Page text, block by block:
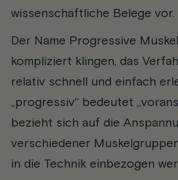
wissenschaftliche Belege vor.
Der Name Progressive
kompliziert klingen, das
relativ schnell und einfach
„progressiv“ bedeutet
bezieht sich auf die
verschiedener
in die Technik einbezogen